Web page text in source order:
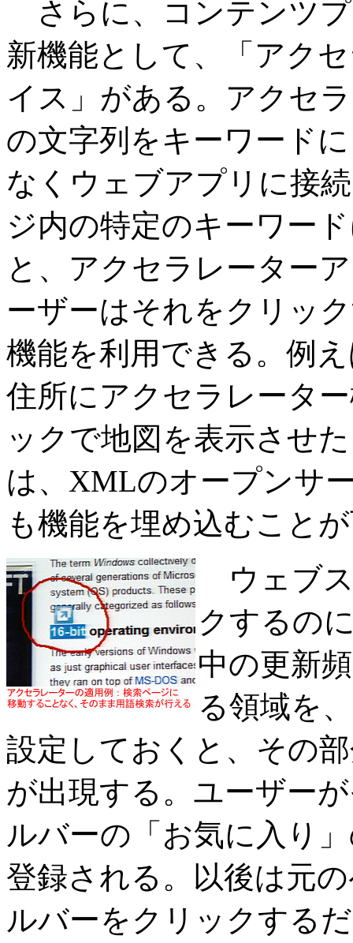
さらに、コンテンツ
新機能として、「アク
イス」がある。アクセ
の文字列をキーワード
なくウェブアプリに接
ジ内の特定のキーワー
と、アクセラレーター
ーザーはそれをクリッ
機能を利用できる。例
住所にアクセラレータ
ックで地図を表示させ
は、XMLのオープンサ
も機能を埋め込むこと
ウェブス
クするの
中の更新
る領域を
設定しておくと、その
が出現する。ユーザー
ルバーの「お気に入り
登録される。以後は元
ルバーをクリックする